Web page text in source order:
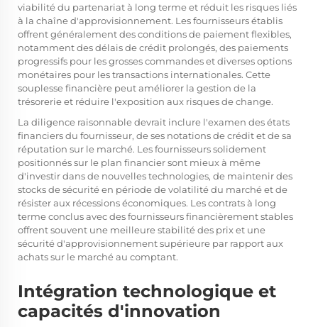
viabilité du partenariat à long terme et réduit les risques liés
à la chaîne d'approvisionnement. Les fournisseurs établis
offrent généralement des conditions de paiement flexibles,
notamment des délais de crédit prolongés, des paiements
progressifs pour les grosses commandes et diverses options
monétaires pour les transactions internationales. Cette
souplesse financière peut améliorer la gestion de la
trésorerie et réduire l'exposition aux risques de change.
La diligence raisonnable devrait inclure l'examen des états
financiers du fournisseur, de ses notations de crédit et de sa
réputation sur le marché. Les fournisseurs solidement
positionnés sur le plan financier sont mieux à même
d'investir dans de nouvelles technologies, de maintenir des
stocks de sécurité en période de volatilité du marché et de
résister aux récessions économiques. Les contrats à long
terme conclus avec des fournisseurs financièrement stables
offrent souvent une meilleure stabilité des prix et une
sécurité d'approvisionnement supérieure par rapport aux
achats sur le marché au comptant.
Intégration technologique et
capacités d'innovation